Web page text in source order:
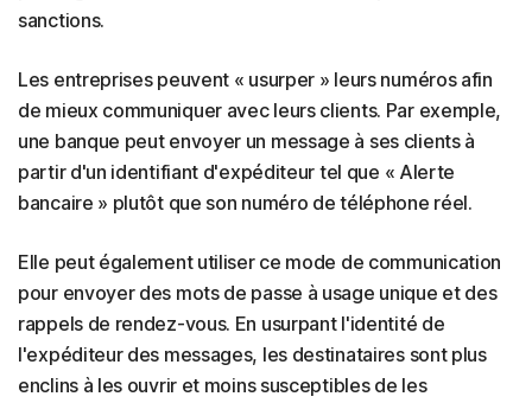
sanctions.
Les entreprises peuvent « usurper » leurs numéros afin
de mieux communiquer avec leurs clients. Par exemple,
une banque peut envoyer un message à ses clients à
partir d'un identifiant d'expéditeur tel que « Alerte
bancaire » plutôt que son numéro de téléphone réel.
Elle peut également utiliser ce mode de communication
pour envoyer des mots de passe à usage unique et des
rappels de rendez-vous. En usurpant l'identité de
l'expéditeur des messages, les destinataires sont plus
enclins à les ouvrir et moins susceptibles de les